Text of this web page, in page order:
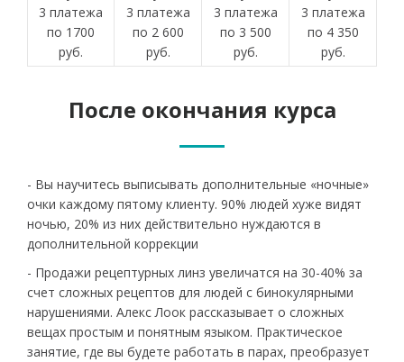
3 платежа
по 1700
руб.
3 платежа
по 2 600
руб.
3 платежа
по 3 500
руб.
3 платежа
по 4 350
руб.
После окончания курса
- Вы научитесь выписывать дополнительные «ночные»
очки каждому пятому клиенту. 90% людей хуже видят
ночью, 20% из них действительно нуждаются в
дополнительной коррекции
- Продажи рецептурных линз увеличатся на 30-40% за
счет сложных рецептов для людей с бинокулярными
нарушениями. Алекс Лоок рассказывает о сложных
вещах простым и понятным языком. Практическое
занятие, где вы будете работать в парах, преобразует